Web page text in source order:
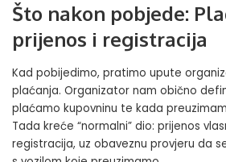
Što nakon pobjede:
prijenos i registracija
Kad pobijedimo, pratimo upute
plaćanja. Organizator nam obično
plaćamo kupovninu te kada
Tada kreće “normalni” dio: prijenos
registracija, uz obaveznu provjeru da